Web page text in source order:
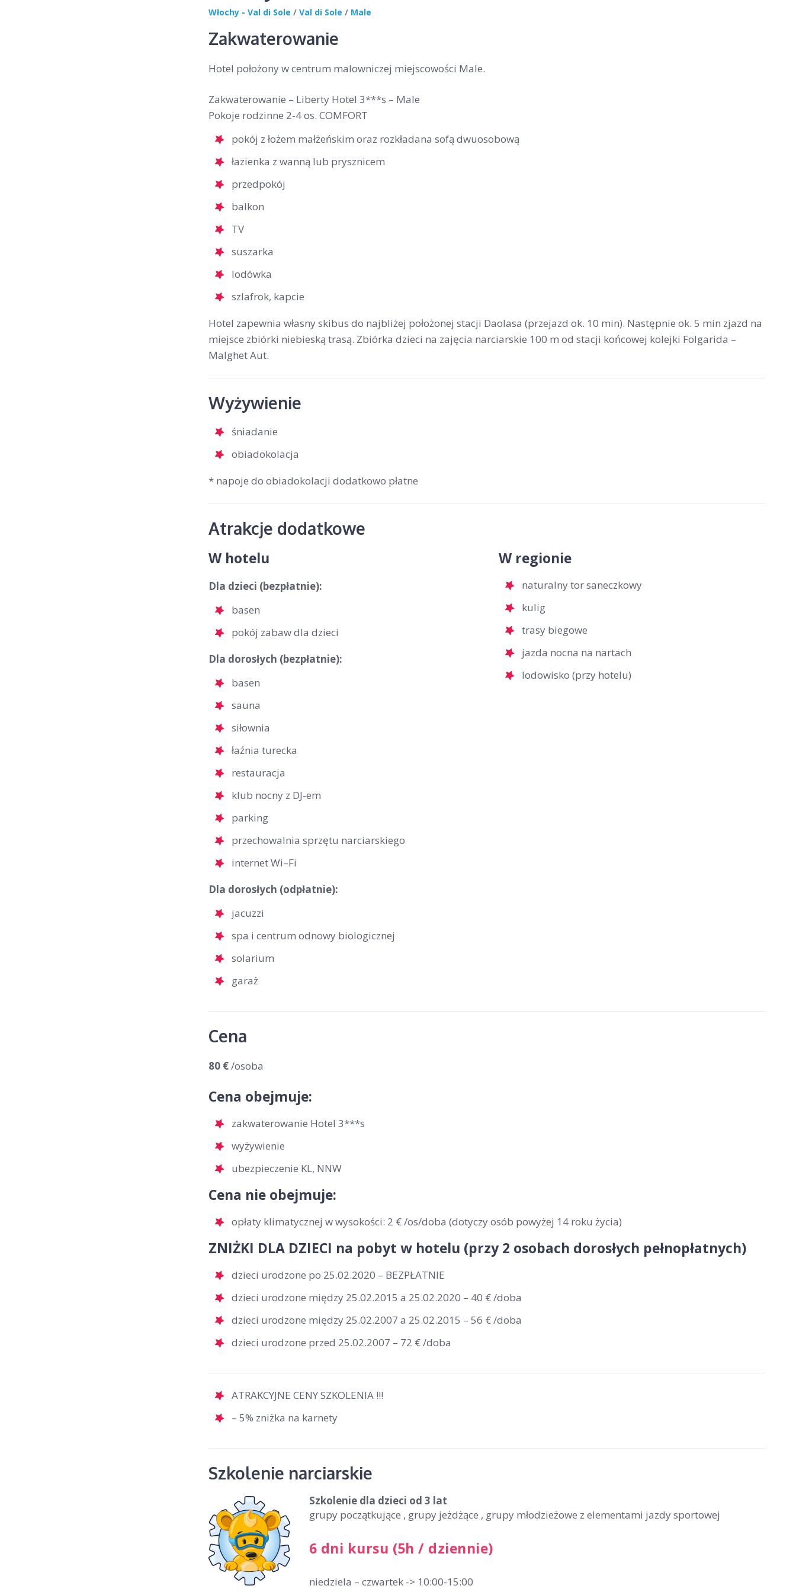
Włochy - Val di Sole / Val di Sole / Male
Zakwaterowanie
Hotel położony w centrum malowniczej miejscowości Male.
Zakwaterowanie – Liberty Hotel 3***s – Male
Pokoje rodzinne 2-4 os. COMFORT
pokój z łożem małżeńskim oraz rozkładana sofą dwuosobową
łazienka z wanną lub prysznicem
przedpokój
balkon
TV
suszarka
lodówka
szlafrok, kapcie
Hotel zapewnia własny skibus do najbliżej położonej stacji Daolasa (przejazd ok. 10 min). Następnie ok. 5 min zjazd na
miejsce zbiórki niebieską trasą. Zbiórka dzieci na zajęcia narciarskie 100 m od stacji końcowej kolejki Folgarida –
Malghet Aut.
Wyżywienie
śniadanie
obiadokolacja
* napoje do obiadokolacji dodatkowo płatne
Atrakcje dodatkowe
W hotelu
Dla dzieci (bezpłatnie):
basen
pokój zabaw dla dzieci
Dla dorosłych (bezpłatnie):
basen
sauna
siłownia
łaźnia turecka
restauracja
klub nocny z DJ-em
parking
przechowalnia sprzętu narciarskiego
internet Wi–Fi
Dla dorosłych (odpłatnie):
jacuzzi
spa i centrum odnowy biologicznej
solarium
garaż
W regionie
naturalny tor saneczkowy
kulig
trasy biegowe
jazda nocna na nartach
lodowisko (przy hotelu)
Cena
80 €/osoba
Cena obejmuje:
zakwaterowanie Hotel 3***s
wyżywienie
ubezpieczenie KL, NNW
Cena nie obejmuje:
opłaty klimatycznej w wysokości: 2 € /os/doba (dotyczy osób powyżej 14 roku życia)
ZNIŻKI DLA DZIECI na pobyt w hotelu (przy 2 osobach dorosłych pełnopłatnych)
dzieci urodzone po 25.02.2020 – BEZPŁATNIE
dzieci urodzone między 25.02.2015 a 25.02.2020 – 40 € /doba
dzieci urodzone między 25.02.2007 a 25.02.2015 – 56 € /doba
dzieci urodzone przed 25.02.2007 – 72 € /doba
ATRAKCYJNE CENY SZKOLENIA !!!
– 5% zniżka na karnety
Szkolenie narciarskie
Szkolenie dla dzieci od 3 lat
grupy początkujące , grupy jeżdżące , grupy młodzieżowe z elementami jazdy sportowej
6 dni kursu (5h / dziennie)
niedziela – czwartek -> 10:00-15:00